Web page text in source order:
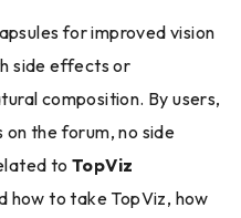
for improved vision
side effects or
composition. By users,
on the forum, no side
to TopViz
how to take TopViz, how